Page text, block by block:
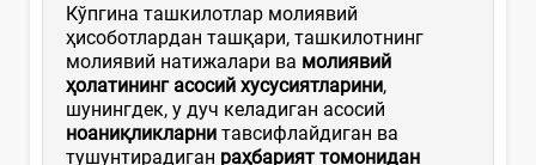
Кўпгина ташкилотлар молиявий
ҳисоботлардан ташқари, ташкилотнинг
молиявий натижалари ва молиявий
ҳолатининг асосий хусусиятларини,
шунингдек, у дуч келадиган асосий
ноаниқликларни тавсифлайдиган ва
тушунтирадиган раҳбарият томонидан